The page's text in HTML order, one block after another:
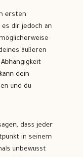
ersten
dir jedoch an
äußeren
dein
und du
dass jeder
in seinem
unbewusst